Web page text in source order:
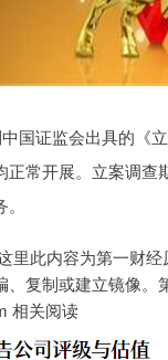
国证监会出具的《
常开展。立案调
里此内容为第一财
复制或建立镜像
相关阅读